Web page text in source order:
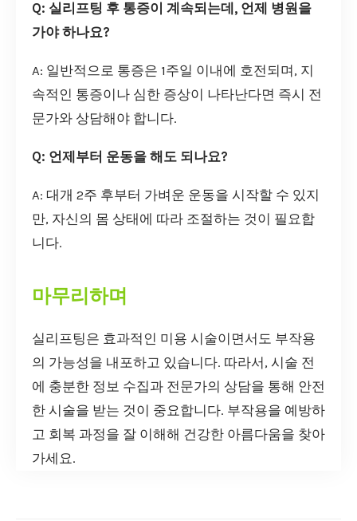
Q: 실리프팅 후 통증이 계속되는데, 언제 병원을
가야 하나요?
A: 일반적으로 통증은 1주일 이내에 호전되며, 지
속적인 통증이나 심한 증상이 나타난다면 즉시 전
문가와 상담해야 합니다.
Q: 언제부터 운동을 해도 되나요?
A: 대개 2주 후부터 가벼운 운동을 시작할 수 있지
만, 자신의 몸 상태에 따라 조절하는 것이 필요합
니다.
마무리하며
실리프팅은 효과적인 미용 시술이면서도 부작용
의 가능성을 내포하고 있습니다. 따라서, 시술 전
에 충분한 정보 수집과 전문가의 상담을 통해 안전
한 시술을 받는 것이 중요합니다. 부작용을 예방하
고 회복 과정을 잘 이해해 건강한 아름다움을 찾아
가세요.